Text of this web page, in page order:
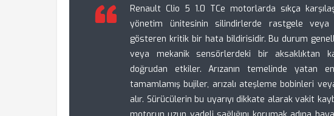
Renault Clio 5 1.0 TCe motorlarda sıkça
yönetim ünitesinin silindirlerde rastgele veya
gösteren kritik bir hata bildirisidir. Bu durum
veya mekanik sensörlerdeki bir aksaklıktan
doğrudan etkiler. Arızanın temelinde yatan
tamamlamış bujiler, arızalı ateşleme bobinleri
alır. Sürücülerin bu uyarıyı dikkate alarak vakit